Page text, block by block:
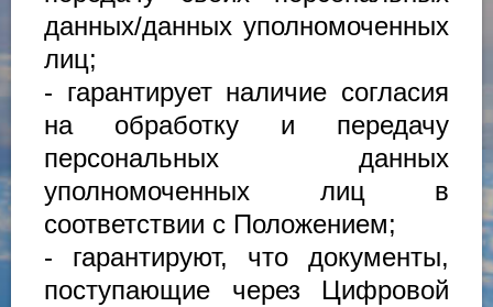
данных/данных уполномоченных
лиц;
- гарантирует наличие согласия
на обработку и передачу
персональных данных
уполномоченных лиц в
соответствии с Положением;
- гарантируют, что документы,
поступающие через Цифровой